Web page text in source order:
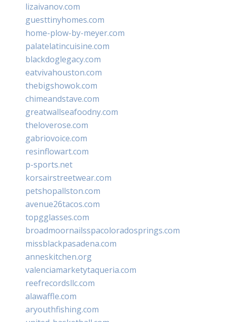
lizaivanov.com
guesttinyhomes.com
home-plow-by-meyer.com
palatelatincuisine.com
blackdoglegacy.com
eatvivahouston.com
thebigshowok.com
chimeandstave.com
greatwallseafoodny.com
theloverose.com
gabriovoice.com
resinflowart.com
p-sports.net
korsairstreetwear.com
petshopallston.com
avenue26tacos.com
topgglasses.com
broadmoornailsspacoloradosprings.com
missblackpasadena.com
anneskitchen.org
valenciamarketytaqueria.com
reefrecordsllc.com
alawaffle.com
aryouthfishing.com